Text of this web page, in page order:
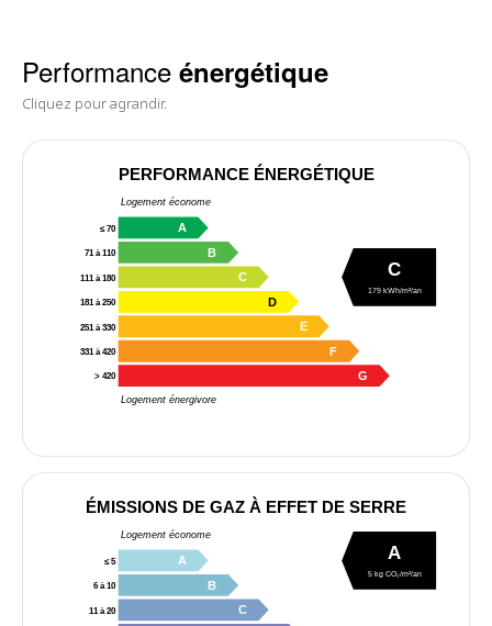
Performance énergétique
Cliquez pour agrandir.
PERFORMANCE ÉNERGÉTIQUE
Logement économe
Logement énergivore
≤ 70 A
71 à 110 B
111 à 180 C
181 à 250 D
251 à 330 E
331 à 420 F
> 420 G
C
179 kWh/m²/an
ÉMISSIONS DE GAZ À EFFET DE SERRE
Logement économe
≤ 5 A
6 à 10 B
11 à 20 C
A
5 kg CO₂/m²/an